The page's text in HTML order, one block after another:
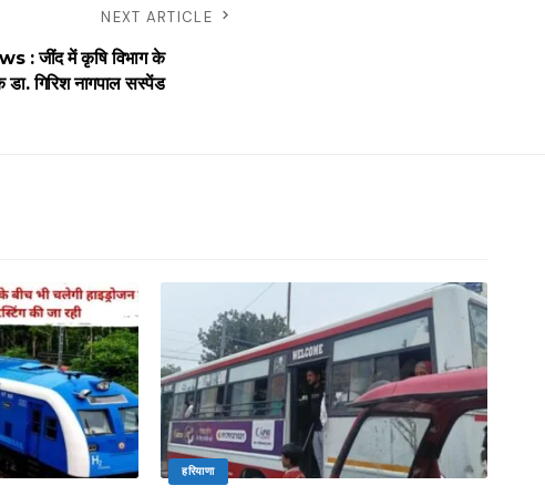
NEXT ARTICLE
: जींद में कृषि विभाग के
डा. गिरिश नागपाल सस्पेंड
हरियाणा